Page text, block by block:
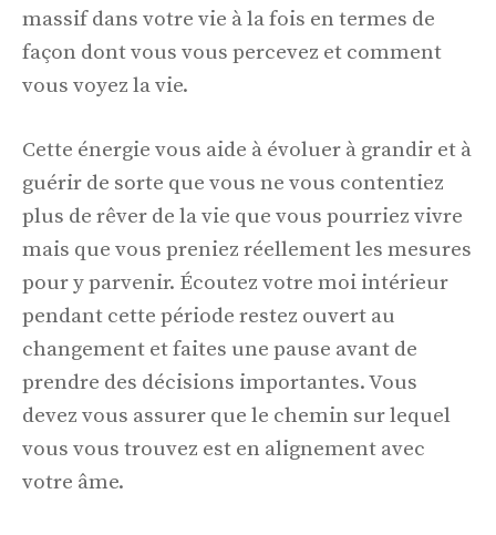
massif dans votre vie à la fois en termes de
façon dont vous vous percevez et comment
vous voyez la vie.
Cette énergie vous aide à évoluer à grandir et à
guérir de sorte que vous ne vous contentiez
plus de rêver de la vie que vous pourriez vivre
mais que vous preniez réellement les mesures
pour y parvenir. Écoutez votre moi intérieur
pendant cette période restez ouvert au
changement et faites une pause avant de
prendre des décisions importantes. Vous
devez vous assurer que le chemin sur lequel
vous vous trouvez est en alignement avec
votre âme.